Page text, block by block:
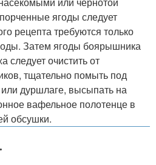
ягоды следует
рецепта требуются только
Затем ягоды боярышника
следует очистить от
тщательно помыть под
дуршлаге, высыпать на
вафельное полотенце в
обсушки.